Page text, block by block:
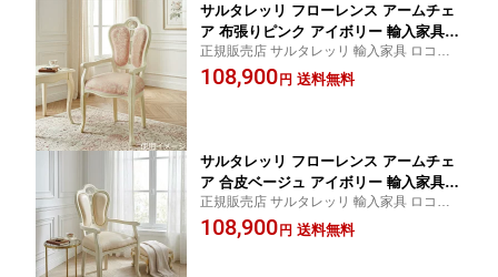
サルタレッリ フローレンス アームチェ
ア 布張りピンク アイボリー 輸入家具
白家具 イタリア製 プリンセス 姫系 お
しゃれ エレガント アンティーク クラシ
正規販売店 サルタレッリ 輸入家具 ロココ
白家具 猫脚 猫足 イタリア クラシック アン
ティーク スタイル 家具
108,900円 送料無料
サルタレッリ フローレンス アームチェ
ア 合皮ベージュ アイボリー 輸入家具
白家具 イタリア製 プリンセス 姫系 お
しゃれ エレガント アンティーク クラシ
正規販売店 サルタレッリ 輸入家具 ロココ
白家具 猫脚 猫足 イタリア クラシック アン
ティーク スタイル 家具
108,900円 送料無料